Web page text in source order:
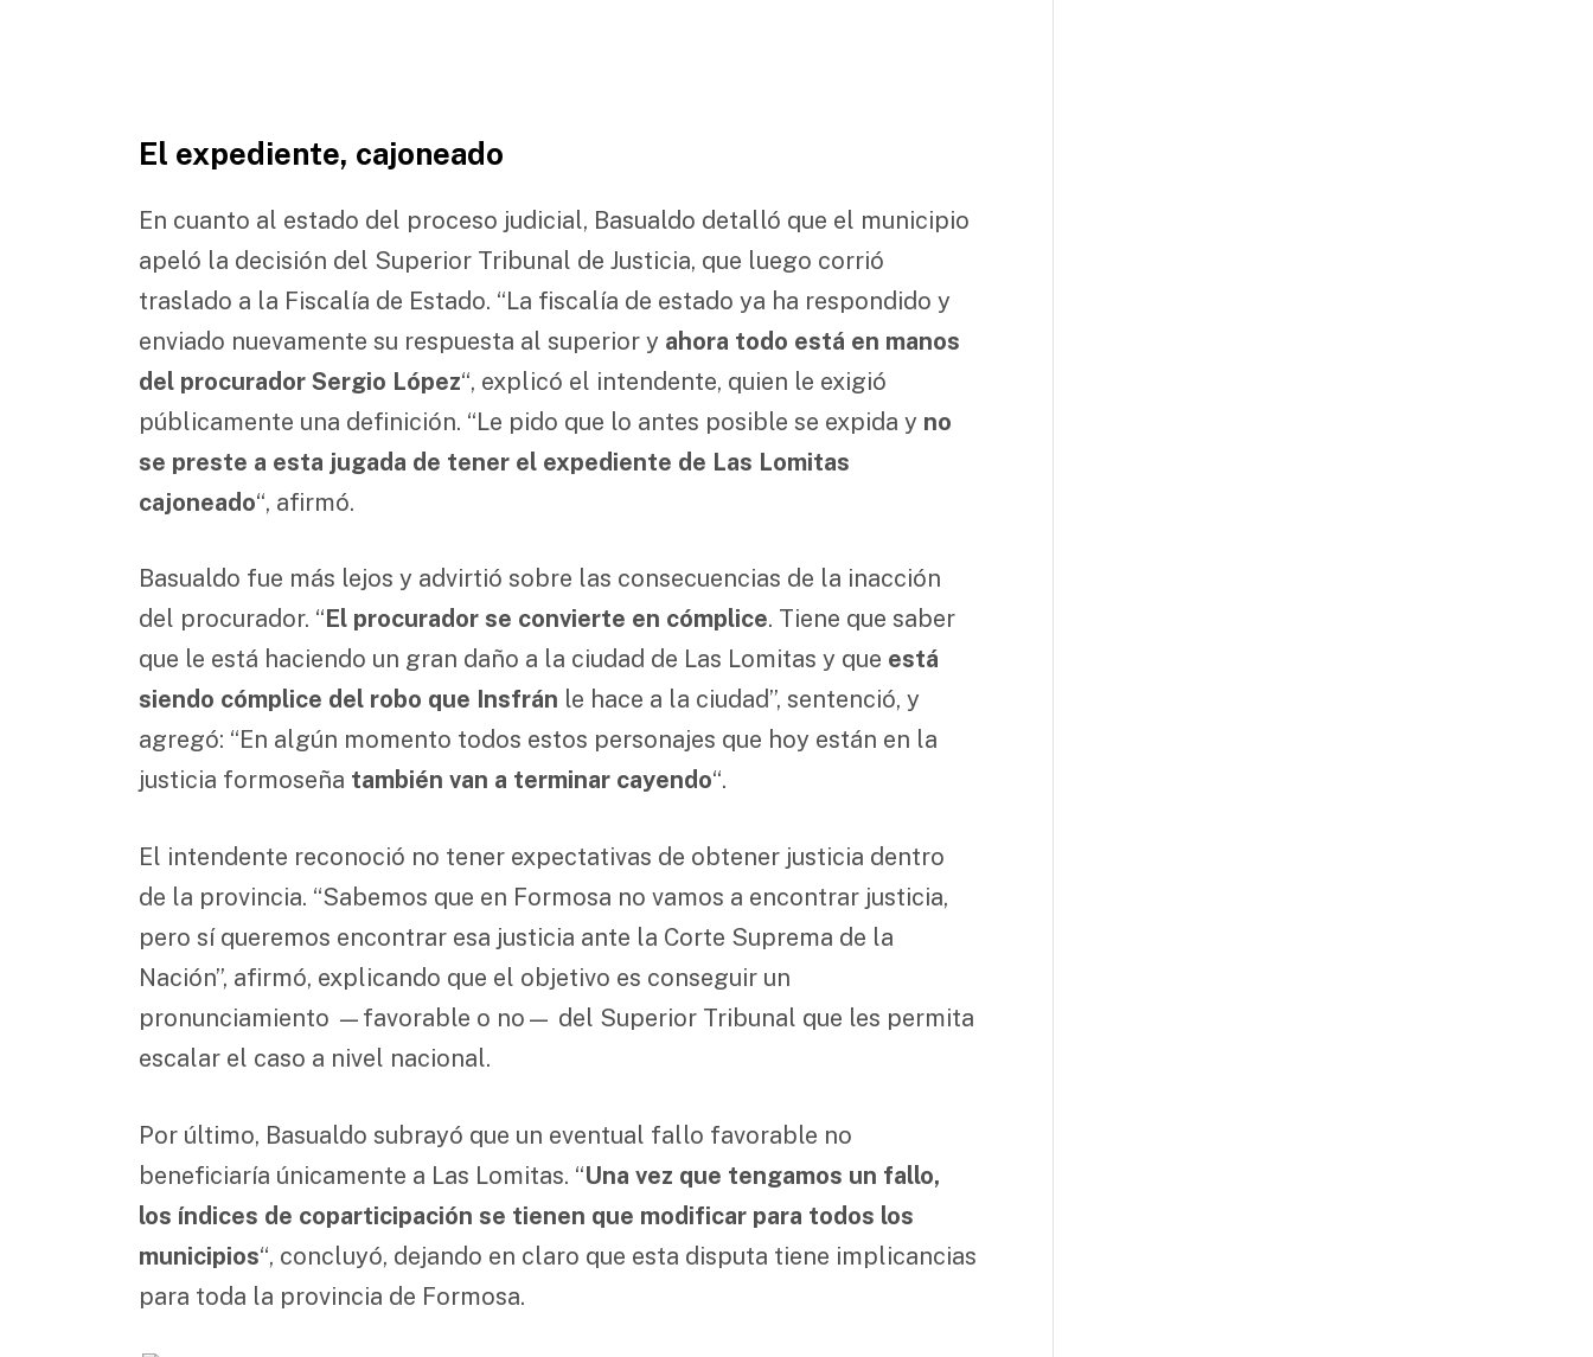
El expediente, cajoneado
En cuanto al estado del proceso judicial, Basualdo detalló que el municipio
apeló la decisión del Superior Tribunal de Justicia, que luego corrió
traslado a la Fiscalía de Estado. “La fiscalía de estado ya ha respondido y
enviado nuevamente su respuesta al superior y ahora todo está en manos
del procurador Sergio López“, explicó el intendente, quien le exigió
públicamente una definición. “Le pido que lo antes posible se expida y no
se preste a esta jugada de tener el expediente de Las Lomitas
cajoneado“, afirmó.
Basualdo fue más lejos y advirtió sobre las consecuencias de la inacción
del procurador. “ El procurador se convierte en cómplice. Tiene que saber
que le está haciendo un gran daño a la ciudad de Las Lomitas y que está
siendo cómplice del robo que Insfrán le hace a la ciudad”, sentenció, y
agregó: “En algún momento todos estos personajes que hoy están en la
justicia formoseña también van a terminar cayendo“.
El intendente reconoció no tener expectativas de obtener justicia dentro
de la provincia. “Sabemos que en Formosa no vamos a encontrar justicia,
pero sí queremos encontrar esa justicia ante la Corte Suprema de la
Nación”, afirmó, explicando que el objetivo es conseguir un
pronunciamiento —favorable o no— del Superior Tribunal que les permita
escalar el caso a nivel nacional.
Por último, Basualdo subrayó que un eventual fallo favorable no
beneficiaría únicamente a Las Lomitas. “Una vez que tengamos un fallo,
los índices de coparticipación se tienen que modificar para todos los
municipios“, concluyó, dejando en claro que esta disputa tiene implicancias
para toda la provincia de Formosa.